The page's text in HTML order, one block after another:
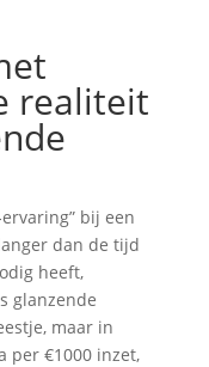
realiteit
bij een
dan de tijd
heeft,
glanzende
maar in
per €1000 inzet,